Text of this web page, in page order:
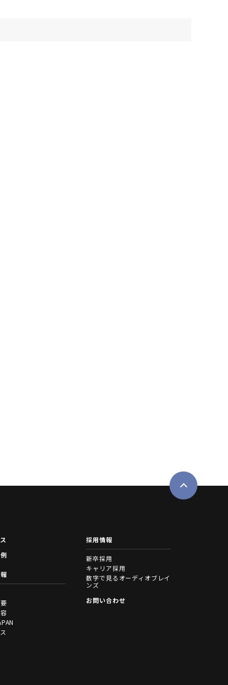
採用情報
新卒採用
キャリア採用
数字で見るオーディオブレイ
ンズ
お問い合わせ